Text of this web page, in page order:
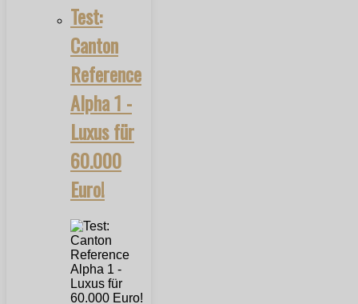
Test:
Canton
Reference
Alpha 1 -
Luxus für
60.000
Euro!